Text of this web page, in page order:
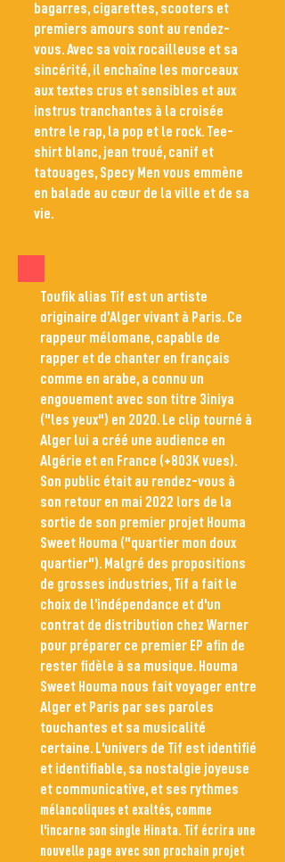
bagarres, cigarettes, scooters et
premiers amours sont au rendez-
vous. Avec sa voix rocailleuse et sa
sincérité, il enchaîne les morceaux
aux textes crus et sensibles et aux
instrus tranchantes à la croisée
entre le rap, la pop et le rock. Tee-
shirt blanc, jean troué, canif et
tatouages, Specy Men vous emmène
en balade au cœur de la ville et de sa
vie.
Toufik alias Tif est un artiste
originaire d’Alger vivant à Paris. Ce
rappeur mélomane, capable de
rapper et de chanter en français
comme en arabe, a connu un
engouement avec son titre 3iniya
("les yeux") en 2020. Le clip tourné à
Alger lui a créé une audience en
Algérie et en France (+803K vues).
Son public était au rendez-vous à
son retour en mai 2022 lors de la
sortie de son premier projet Houma
Sweet Houma ("quartier mon doux
quartier"). Malgré des propositions
de grosses industries, Tif a fait le
choix de l’indépendance et d'un
contrat de distribution chez Warner
pour préparer ce premier EP afin de
rester fidèle à sa musique. Houma
Sweet Houma nous fait voyager entre
Alger et Paris par ses paroles
touchantes et sa musicalité
certaine. L'univers de Tif est identifié
et identifiable, sa nostalgie joyeuse
et communicative, et ses rythmes
mélancoliques et exaltés, comme
l'incarne son single Hinata. Tif écrira une
nouvelle page avec son prochain projet